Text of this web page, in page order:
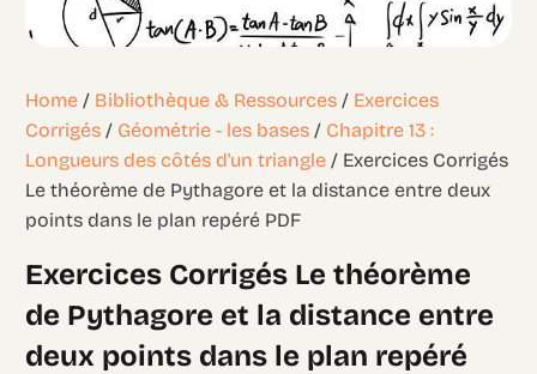
Home / Bibliothèque & Ressources / Exercices
Corrigés / Géométrie - les bases / Chapitre 13 :
Longueurs des côtés d'un triangle / Exercices Corrigés
Le théorème de Pythagore et la distance entre deux
points dans le plan repéré PDF
Exercices Corrigés Le théorème
de Pythagore et la distance entre
deux points dans le plan repéré